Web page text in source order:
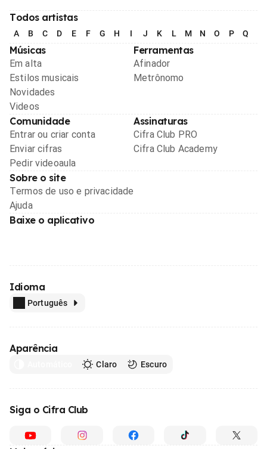
Todos artistas
A B C D E F G H I J K L M N O P Q
Músicas
Em alta
Estilos musicais
Novidades
Videos
Ferramentas
Afinador
Metrônomo
Comunidade
Entrar ou criar conta
Enviar cifras
Pedir videoaula
Assinaturas
Cifra Club PRO
Cifra Club Academy
Sobre o site
Termos de uso e privacidade
Ajuda
Baixe o aplicativo
Idioma
Português
Aparência
Claro Escuro
Siga o Cifra Club